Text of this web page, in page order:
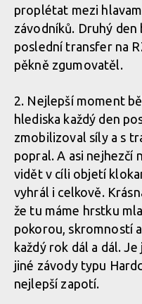
proplétat mezi
závodníků. Druhý den
poslední transfer na
pěkně zgumovatěl.
2. Nejlepší moment
hlediska každý den
zmobilizoval síly a s
popral. A asi nejhezčí
vidět v cíli objetí
vyhrál i celkově.
že tu máme hrstku
pokorou, skromností
každý rok dál a dál.
jiné závody typu
nejlepší zapotí.